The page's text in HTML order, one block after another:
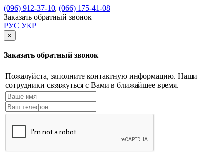
(096) 912-37-10, (066) 175-41-08
Заказать обратный звонок
РУС УКР
×
Заказать обратный звонок
Пожалуйста, заполните контактную информацию. Наши
сотрудники свзяжуться с Вами в ближайшее время.